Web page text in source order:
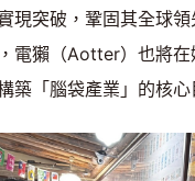
現突破，鞏固其全球
電獺（Aotter）也將
築「腦袋產業」的核心